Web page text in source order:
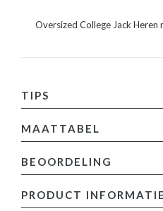
Oversized College Jack
TIPS
MAATTABEL
BEOORDELING
toevoegen
PRODUCT INFORMATIE